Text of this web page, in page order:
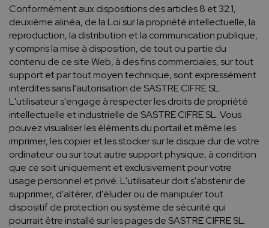
Conformément aux dispositions des articles 8 et 32.1,
deuxième alinéa, de la Loi sur la propriété intellectuelle, la
reproduction, la distribution et la communication publique,
y compris la mise à disposition, de tout ou partie du
contenu de ce site Web, à des fins commerciales, sur tout
support et par tout moyen technique, sont expressément
interdites sans l'autorisation de SASTRE CIFRE SL.
L'utilisateur s'engage à respecter les droits de propriété
intellectuelle et industrielle de SASTRE CIFRE SL. Vous
pouvez visualiser les éléments du portail et même les
imprimer, les copier et les stocker sur le disque dur de votre
ordinateur ou sur tout autre support physique, à condition
que ce soit uniquement et exclusivement pour votre
usage personnel et privé. L'utilisateur doit s'abstenir de
supprimer, d'altérer, d'éluder ou de manipuler tout
dispositif de protection ou système de sécurité qui
pourrait être installé sur les pages de SASTRE CIFRE SL.